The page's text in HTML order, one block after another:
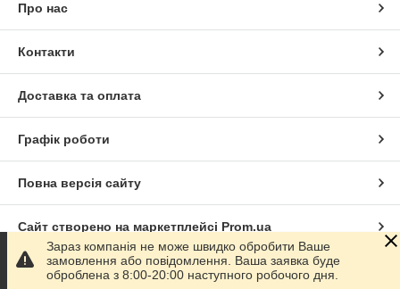
Про нас
Контакти
Доставка та оплата
Графік роботи
Повна версія сайту
Сайт створено на маркетплейсі Prom.ua
Політика конфіденційності
Зараз компанія не може швидко обробити Ваше
замовлення або повідомлення. Ваша заявка буде
оброблена з 8:00-20:00 наступного робочого дня.